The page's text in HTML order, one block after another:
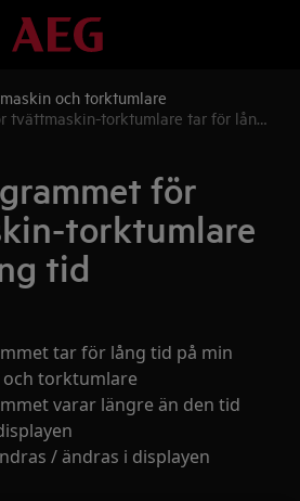
och torktumlare
tvättmaskin-torktumlare tar för lång
för
torktumlare
tid
tar för lång tid på min
torktumlare
varar längre än den tid
/ ändras i displayen